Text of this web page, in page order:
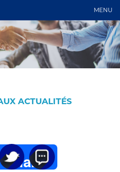
MENU
ACTUALITÉS
Share